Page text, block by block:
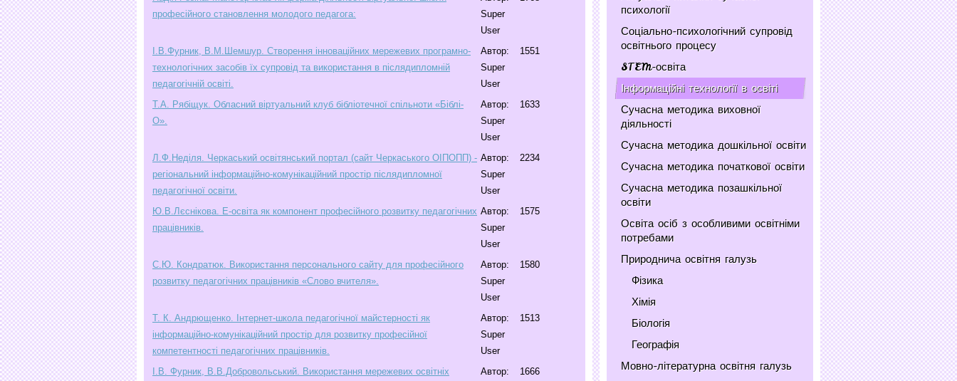
професійного становлення молодого педагога:
Super
User
І.В.Фурник, В.М.Шемшур. Створення інноваційних мережевих програмно-
технологічних засобів їх супровід та використання в післядипломній
педагогічній освіті.
Автор:
Super
User
1551
Т.А. Рябіщук. Обласний віртуальний клуб бібліотечної спільноти «Біблі-
О».
Автор:
Super
User
1633
Л.Ф.Неділя. Черкаський освітянський портал (сайт Черкаського ОІПОПП) -
регіональний інформаційно-комунікаційний простір післядипломної
педагогічної освіти.
Автор:
Super
User
2234
Ю.В.Лєснікова. Е-освіта як компонент професійного розвитку педагогічних
працівників.
Автор:
Super
User
1575
С.Ю. Кондратюк. Використання персонального сайту для професійного
розвитку педагогічних працівників «Слово вчителя».
Автор:
Super
User
1580
Т. К. Андрющенко. Інтернет-школа педагогічної майстерності як
інформаційно-комунікаційний простір для розвитку професійної
компетентності педагогічних працівників.
Автор:
Super
User
1513
І.В. Фурник, В.В.Добровольський. Використання мережевих освітніх
Автор:
1666
психології
Соціально-психологічний супровід
освітнього процесу
STEM-освіта
Інформаційні технології в освіті
Сучасна методика виховної
діяльності
Сучасна методика дошкільної освіти
Сучасна методика початкової освіти
Сучасна методика позашкільної
освіти
Освіта осіб з особливими освітніми
потребами
Природнича освітня галузь
Фізика
Хімія
Біологія
Географія
Мовно-літературна освітня галузь